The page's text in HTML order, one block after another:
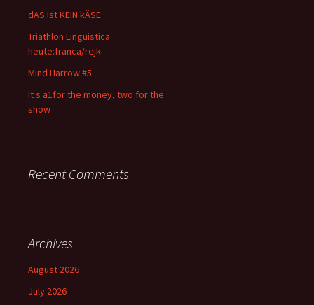
dAS Ist KEIN kÄSE
Triathlon Linguistica
heute:franca/rejk
Mind Harrow #5
It s a1for the money, two for the
show
Recent Comments
Archives
August 2026
July 2026